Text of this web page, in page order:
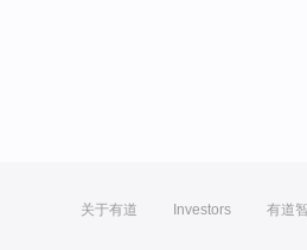
关于有道 Investors 有道